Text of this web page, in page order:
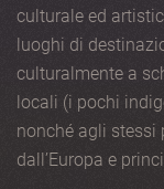
culturale ed
luoghi di
culturalmente a
locali (i pochi
nonché agli stessi
dall’Europa e